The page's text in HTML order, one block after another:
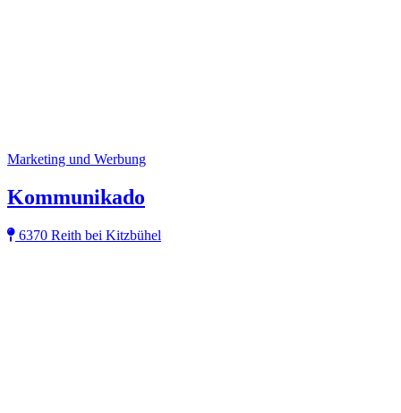
Marketing und Werbung
Kommunikado
6370 Reith bei Kitzbühel